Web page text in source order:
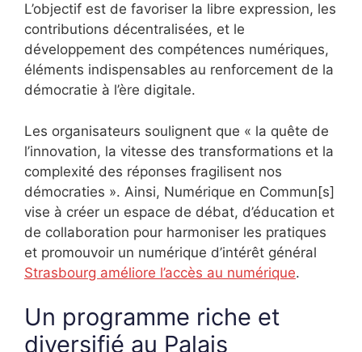
L’objectif est de favoriser la libre expression, les
contributions décentralisées, et le
développement des compétences numériques,
éléments indispensables au renforcement de la
démocratie à l’ère digitale.
Les organisateurs soulignent que « la quête de
l’innovation, la vitesse des transformations et la
complexité des réponses fragilisent nos
démocraties ». Ainsi, Numérique en Commun[s]
vise à créer un espace de débat, d’éducation et
de collaboration pour harmoniser les pratiques
et promouvoir un numérique d’intérêt général
Strasbourg améliore l’accès au numérique.
Un programme riche et
diversifié au Palais